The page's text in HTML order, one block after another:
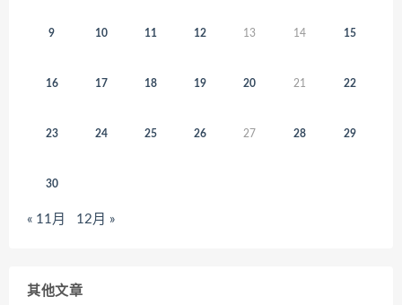
9 10 11 12 13 14 15
16 17 18 19 20 21 22
23 24 25 26 27 28 29
30
« 11月 12月 »
其他文章